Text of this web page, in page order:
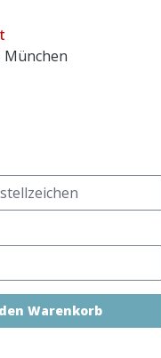
München
den
Warenkorb